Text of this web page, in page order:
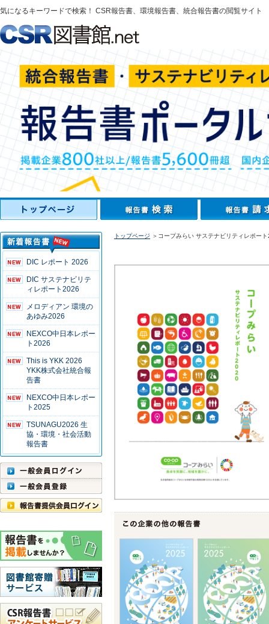
気になるキーワードで検索！ CSR報告書、環境報告書、統合報告書の閲覧サイト
DIC レポート 2026
DIC サステナビリテ
ィレポート2026
メロディアン 環境の
あゆみ2026
NEXCO中日本レポー
ト2026
This is YKK 2026
YKK株式会社統合報
告書
NEXCO中日本レポー
ト2025
TSUNAGU2026 生
協・環境・社会活動
報告書
トップページ ＞コープみらい サステナビリティレポー